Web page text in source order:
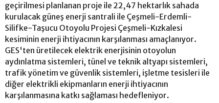
geçirilmesi planlanan proje ile 22,47 hektarlık sahada
kurulacak güneş enerji santrali ile Çeşmeli-Erdemli-
Silifke-Taşucu Otoyolu Projesi Çeşmeli-Kızkalesi
kesiminin enerji ihtiyacının karşılanması amaçlanıyor.
GES'ten üretilecek elektrik enerjisinin otoyolun
aydınlatma sistemleri, tünel ve teknik altyapı sistemleri,
trafik yönetim ve güvenlik sistemleri, işletme tesisleri ile
diğer elektrikli ekipmanların enerji ihtiyacının
karşılanmasına katkı sağlaması hedefleniyor.